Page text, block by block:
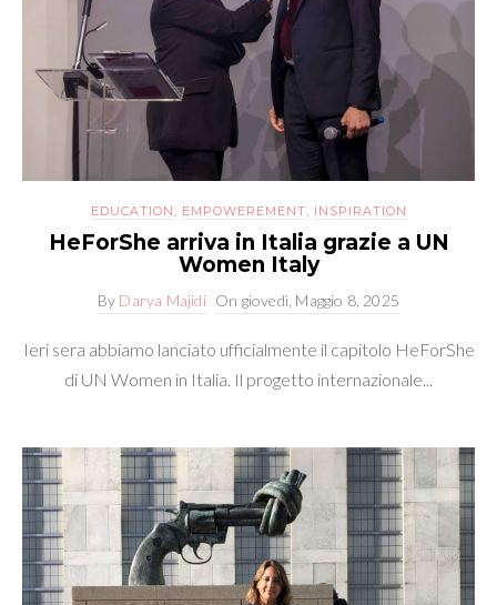
EDUCATION , EMPOWEREMENT, INSPIRATION
HeForShe arriva in Italia grazie a UN
Women Italy
By Darya Majidi On giovedì, Maggio 8, 2025
Ieri sera abbiamo lanciato ufficialmente il capitolo HeForShe
di UN Women in Italia. Il progetto internazionale...